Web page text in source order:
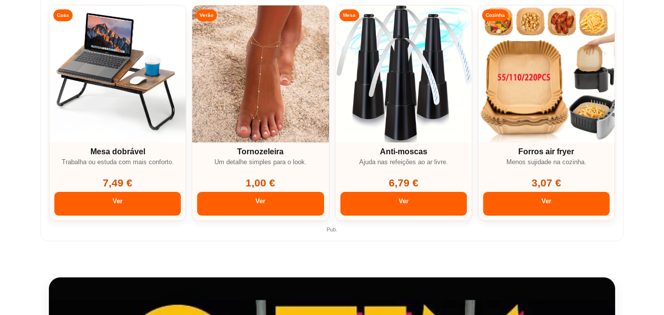
Casa
Mesa dobrável
Trabalha ou estuda com mais conforto.
7,49 €
Ver
Verão
Tornozeleira
Um detalhe simples para o look.
1,00 €
Ver
Mesa
Anti-moscas
Ajuda nas refeições ao ar livre.
6,79 €
Ver
Cozinha
Forros air fryer
Menos sujidade na cozinha.
3,07 €
Ver
Pub.